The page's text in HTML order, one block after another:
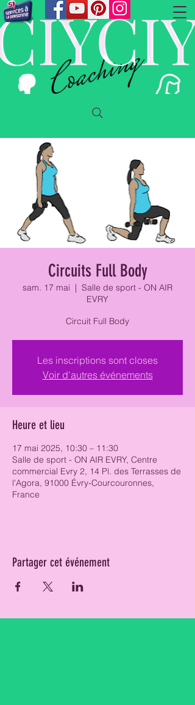
Circuits Full Body
sam. 17 mai
  |
Salle de sport - ON AIR
EVRY
Circuit Full Body
Les inscriptions sont closes
Voir d'autres événements
Heure et lieu
17 mai 2025, 10:30 – 11:30
Salle de sport - ON AIR EVRY, Centre
commercial Evry 2, 14 Pl. des Terrasses de
l'Agora, 91000 Évry-Courcouronnes,
France
Partager cet événement